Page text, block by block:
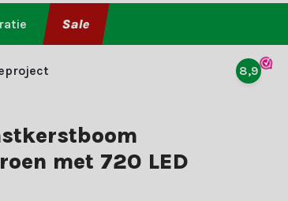
Sale
8,9
met 720 LED